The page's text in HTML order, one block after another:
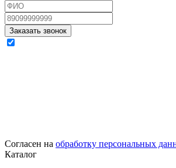
Согласен на обработку персональных
Каталог